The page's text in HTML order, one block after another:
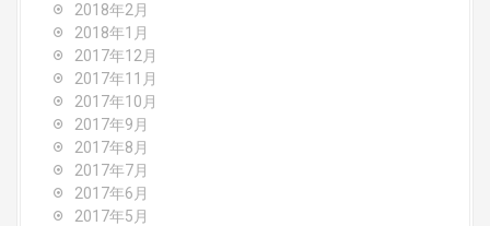
2018年2月
2018年1月
2017年12月
2017年11月
2017年10月
2017年9月
2017年8月
2017年7月
2017年6月
2017年5月